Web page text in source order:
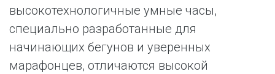
высокотехнологичные умные часы,
специально разработанные для
начинающих бегунов и уверенных
марафонцев, отличаются высокой